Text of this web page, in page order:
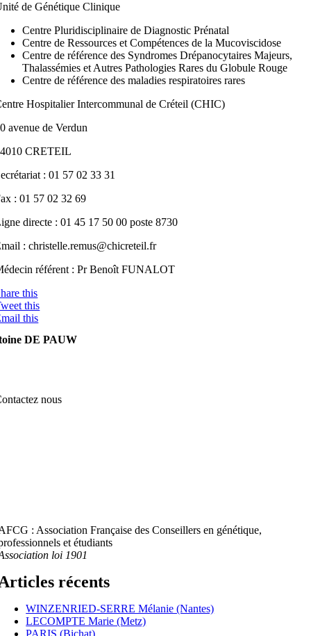
de Génétique Clinique
Centre Pluridisciplinaire de Diagnostic Prénatal
Centre de Ressources et Compétences de la Mucoviscidose
Centre de référence des Syndromes Drépanocytaires Majeurs,
Thalassémies et Autres Pathologies Rares du Globule Rouge
Centre de référence des maladies respiratoires rares
Hospitalier Intercommunal de Créteil (CHIC)
avenue de Verdun
CRETEIL
: 01 57 02 33 31
: 01 57 02 32 69
directe : 01 45 17 50 00 poste 8730
: christelle.remus@chicreteil.fr
référent : Pr Benoît FUNALOT
this
this
this
DE PAUW
nous
: Association Française des Conseillers en génétique,
et étudiants
loi 1901
récents
WINZENRIED-SERRE Mélanie (Nantes)
LECOMPTE Marie (Metz)